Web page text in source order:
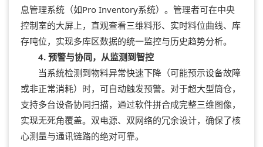
息管理系统（如Pro Inventory系统）。管理者可在中央
控制室的大屏上，直观查看三维料形、实时料位曲线、库
存吨位，实现多库区数据的统一监控与历史趋势分析。
4. 预警与协同，从监测到智控
当系统检测到物料异常快速下降（可能预示设备故障
或非正常消耗）时，可自动触发预警。对于超大型筒仓，
支持多台设备协同扫描，通过软件拼合成完整三维图像，
实现无死角覆盖。双电源、双网络的冗余设计，确保了核
心测量与通讯链路的绝对可靠。